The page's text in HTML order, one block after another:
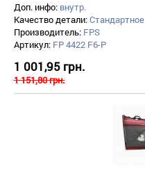
Доп. инфо: внутр.
Качество детали:Стандартное
Производитель: FPS
Артикул: FP 4422 F6-P
1 001,95 грн.
1 151,80 грн.